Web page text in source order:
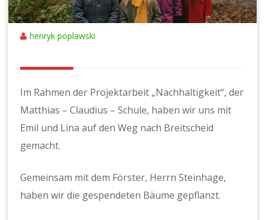
henryk poplawski
Im Rahmen der Projektarbeit „Nachhaltigkeit“, der
Matthias – Claudius – Schule, haben wir uns mit
Emil und Lina auf den Weg nach Breitscheid
gemacht.
Gemeinsam mit dem Förster, Herrn Steinhage,
haben wir die gespendeten Bäume gepflanzt.